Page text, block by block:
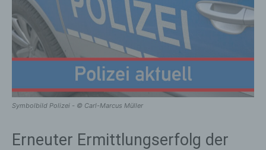
Symbolbild Polizei - © Carl-Marcus Müller
Erneuter Ermittlungserfolg der